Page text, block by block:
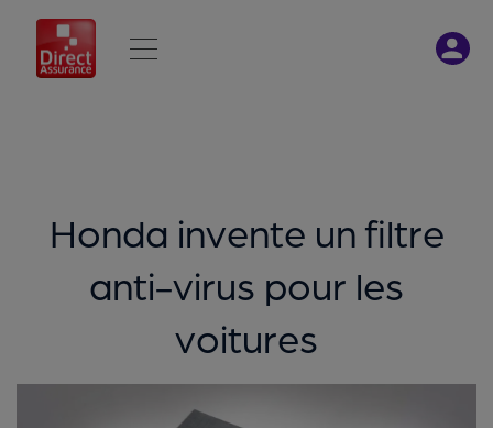
Honda invente un filtre
anti-virus pour les
voitures